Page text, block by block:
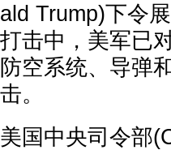
ald Trump)下令
打击中，美军已
防空系统、导弹
击。
美国中央司令部